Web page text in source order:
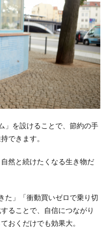
」を設けることで、節約の手
できます。
然と続けたくなる生き物だ
た」「衝動買いゼロで乗り切
ることで、自信につながり
おくだけでも効果大。